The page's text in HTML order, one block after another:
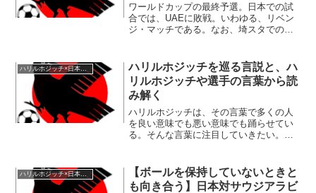
ワールドカップの最終予選。日本での試
合では、UAEに敗戦。いわゆる、リベン
ジ・マッチである。なお、埼スタでの試
ら月日は過ぎ、日本のスタメンに変化が
見られている。埼スタで...
ハリルホジッチを巡る言説と、ハ
リルホジッチや選手の言葉から読
み解く
ハリルホジッチは、その言葉で多くの人
を良い意味でも悪い意味でも踊らせてい
る。そんな言葉に注目していきたい。ま
く。引用は記載がない限りは、スポナビ
様より行っております。戦...
ハリルホジッチ×日本代表
【ボールを保持していないときと
も向き合う】日本対サウジアラビ